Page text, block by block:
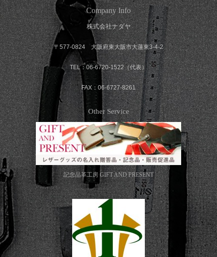
Company Info
株式会社ナダヤ
〒577-0824 大阪府東大阪市大蓮東3-4-2
TEL：06-6720-1522（代表）
FAX：06-6727-8261
Other Service
記念品革工房 GIFT AND PRESENT